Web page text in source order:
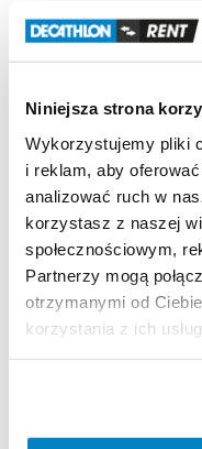
Niniejsza strona
Wykorzystujemy pliki
i reklam, aby
analizować ruch w
korzystasz z naszej
społecznościowym,
Partnerzy mogą
otrzymanymi od
korzystania z ich usług.
Szczęśliwa 1, 80-176
Decathlon Gliwice
Aleja Jana Nowaka-
Decathlon Gniezno
Gdańska 112, 62-200
Decathlon
aleja Niepodległości
Decathlon Jelenia
Aleja Jana Pawła II 17,